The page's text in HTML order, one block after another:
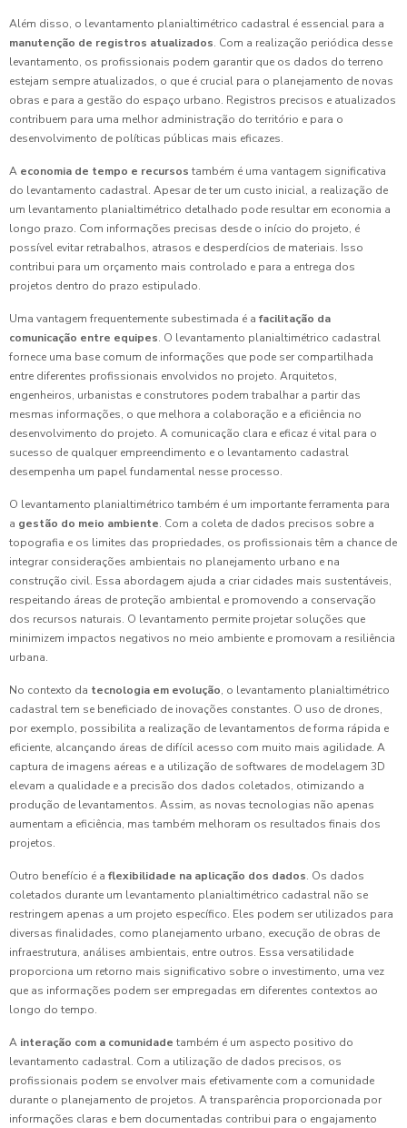
Além disso, o levantamento planialtimétrico cadastral é essencial para a
manutenção de registros atualizados. Com a realização periódica desse
levantamento, os profissionais podem garantir que os dados do terreno
estejam sempre atualizados, o que é crucial para o planejamento de novas
obras e para a gestão do espaço urbano. Registros precisos e atualizados
contribuem para uma melhor administração do território e para o
desenvolvimento de políticas públicas mais eficazes.
A economia de tempo e recursos também é uma vantagem significativa
do levantamento cadastral. Apesar de ter um custo inicial, a realização de
um levantamento planialtimétrico detalhado pode resultar em economia a
longo prazo. Com informações precisas desde o início do projeto, é
possível evitar retrabalhos, atrasos e desperdícios de materiais. Isso
contribui para um orçamento mais controlado e para a entrega dos
projetos dentro do prazo estipulado.
Uma vantagem frequentemente subestimada é a facilitação da
comunicação entre equipes. O levantamento planialtimétrico cadastral
fornece uma base comum de informações que pode ser compartilhada
entre diferentes profissionais envolvidos no projeto. Arquitetos,
engenheiros, urbanistas e construtores podem trabalhar a partir das
mesmas informações, o que melhora a colaboração e a eficiência no
desenvolvimento do projeto. A comunicação clara e eficaz é vital para o
sucesso de qualquer empreendimento e o levantamento cadastral
desempenha um papel fundamental nesse processo.
O levantamento planialtimétrico também é um importante ferramenta para
a gestão do meio ambiente. Com a coleta de dados precisos sobre a
topografia e os limites das propriedades, os profissionais têm a chance de
integrar considerações ambientais no planejamento urbano e na
construção civil. Essa abordagem ajuda a criar cidades mais sustentáveis,
respeitando áreas de proteção ambiental e promovendo a conservação
dos recursos naturais. O levantamento permite projetar soluções que
minimizem impactos negativos no meio ambiente e promovam a resiliência
urbana.
No contexto da tecnologia em evolução, o levantamento planialtimétrico
cadastral tem se beneficiado de inovações constantes. O uso de drones,
por exemplo, possibilita a realização de levantamentos de forma rápida e
eficiente, alcançando áreas de difícil acesso com muito mais agilidade. A
captura de imagens aéreas e a utilização de softwares de modelagem 3D
elevam a qualidade e a precisão dos dados coletados, otimizando a
produção de levantamentos. Assim, as novas tecnologias não apenas
aumentam a eficiência, mas também melhoram os resultados finais dos
projetos.
Outro benefício é a flexibilidade na aplicação dos dados. Os dados
coletados durante um levantamento planialtimétrico cadastral não se
restringem apenas a um projeto específico. Eles podem ser utilizados para
diversas finalidades, como planejamento urbano, execução de obras de
infraestrutura, análises ambientais, entre outros. Essa versatilidade
proporciona um retorno mais significativo sobre o investimento, uma vez
que as informações podem ser empregadas em diferentes contextos ao
longo do tempo.
A interação com a comunidade também é um aspecto positivo do
levantamento cadastral. Com a utilização de dados precisos, os
profissionais podem se envolver mais efetivamente com a comunidade
durante o planejamento de projetos. A transparência proporcionada por
informações claras e bem documentadas contribui para o engajamento